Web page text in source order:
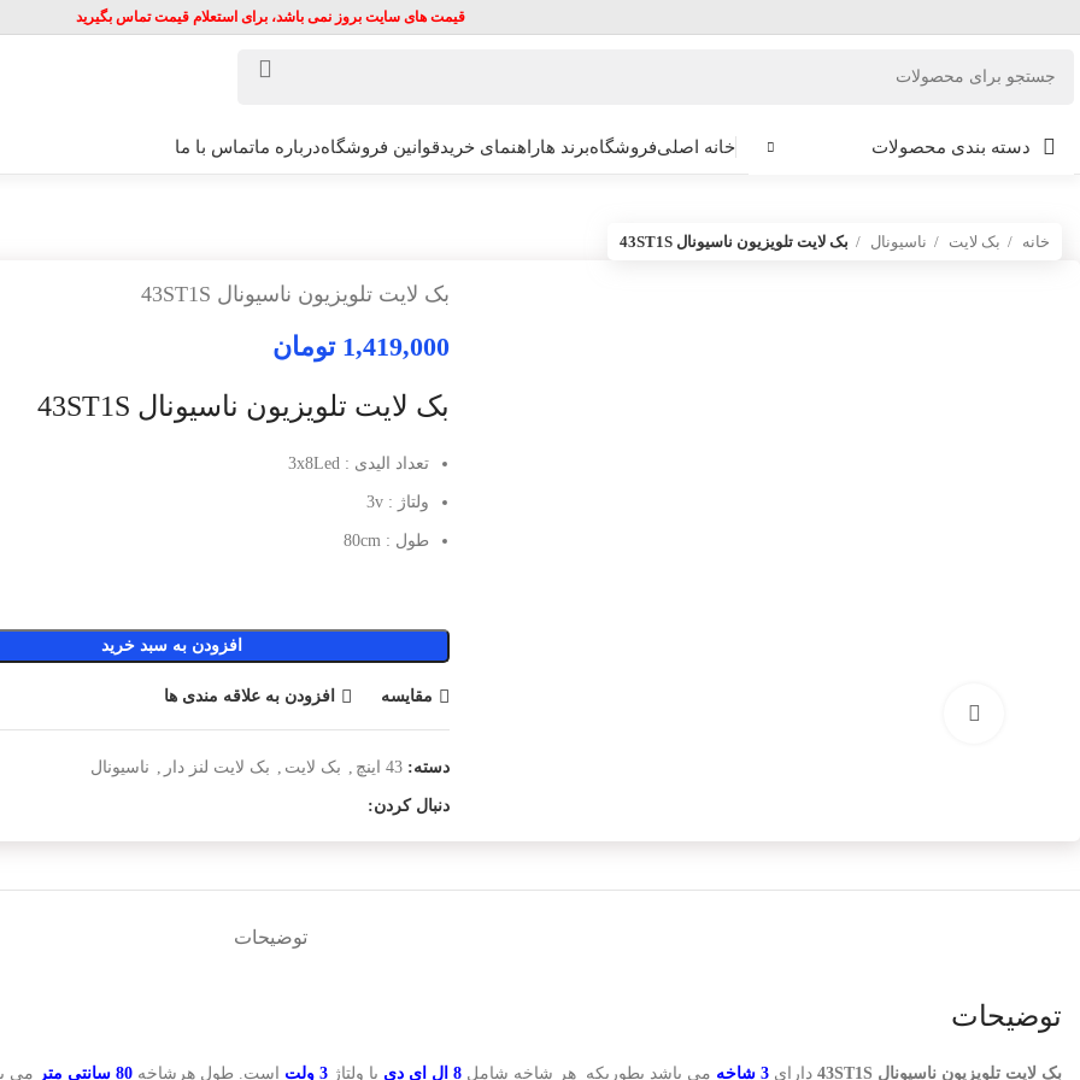
قیمت های سایت بروز نمی باشد، برای استعلام قیمت تماس بگیرید
دسته بندی محصولات خانه اصلیفروشگاهبرند هاراهنمای خریدقوانین فروشگاهدرباره ماتماس با ما
خانه بک لایت ناسیونال بک لایت تلویزیون ناسیونال 43ST1S
بک لایت تلویزیون ناسیونال 43ST1S
1,419,000 تومان
بک لایت تلویزیون ناسیونال 43ST1S
تعداد الیدی : 3x8Led
ولتاژ : 3v
طول : 80cm
افزودن به سبد خرید
مقایسه افزودن به علاقه مندی ها
دسته: 43 اینچ , بک لایت , بک لایت لنز دار , ناسیونال
دنبال کردن:
توضیحات
توضیحات
بک لایت تلویزیون ناسیونال 43ST1S دارای 3 شاخه می باشد بطوریکه هر شاخه شامل 8 ال ای دی با ولتاژ 3 ولت است. طول هرشاخه 80 سانتی متر می